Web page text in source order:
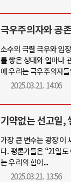
극우주의자와 공
소수의 극렬 극우와 입
를 쌓은 상대와 얼마나
에 우리는 극우주의자들
2025.03.21. 14:06
기약없는 선고일,
가장 큰 변수는 광장 이
다. 평론가들은 “21일
는 우리의 힘이...
2025.03.21. 13:56